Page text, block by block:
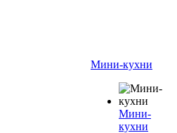
Мини-кухни
Мини-
кухни